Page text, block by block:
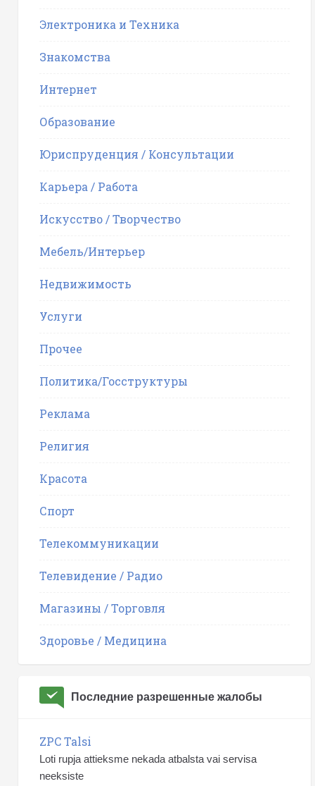
Электроника и Техника
Знакомства
Интернет
Образование
Юриспруденция / Консультации
Карьера / Работа
Искусство / Творчество
Мебель/Интерьер
Недвижимость
Услуги
Прочее
Политика/Госструктуры
Реклама
Религия
Красота
Спорт
Телекоммуникации
Телевидение / Радио
Магазины / Торговля
Здоровье / Медицина
Последние разрешенные жалобы
ZPC Talsi
Loti rupja attieksme nekada atbalsta vai servisa
neeksiste